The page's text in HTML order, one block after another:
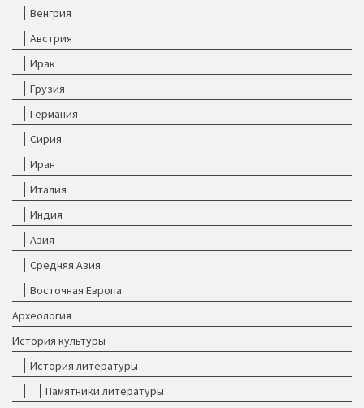
Венгрия
Австрия
Ирак
Грузия
Германия
Сирия
Иран
Италия
Индия
Азия
Средняя Азия
Восточная Европа
Археология
История культуры
История литературы
Памятники литературы